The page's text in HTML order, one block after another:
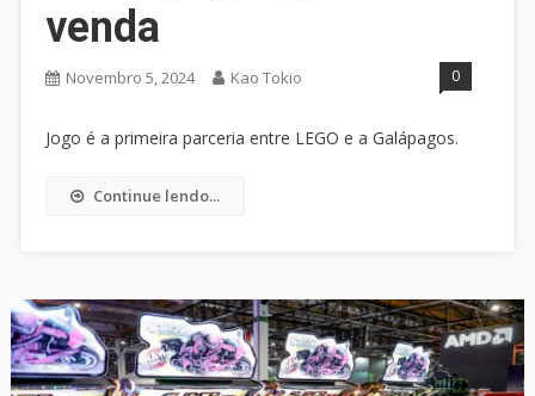
venda
Novembro 5, 2024 Kao Tokio 0
Jogo é a primeira parceria entre LEGO e a Galápagos.
Continue lendo...